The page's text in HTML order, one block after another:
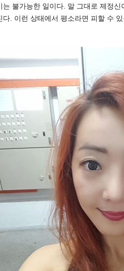
공유 버블
는 불가능한 일이다. 말 그대로 제정
다. 이런 상태에서 평소라면 피할 수